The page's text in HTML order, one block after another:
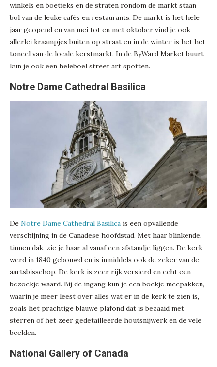
winkels en boetieks en de straten rondom de markt staan
bol van de leuke cafés en restaurants. De markt is het hele
jaar geopend en van mei tot en met oktober vind je ook
allerlei kraampjes buiten op straat en in de winter is het het
toneel van de locale kerstmarkt. In de ByWard Market buurt
kun je ook een heleboel street art spotten.
Notre Dame Cathedral Basilica
De Notre Dame Cathedral Basilica is een opvallende
verschijning in de Canadese hoofdstad. Met haar blinkende,
tinnen dak, zie je haar al vanaf een afstandje liggen. De kerk
werd in 1840 gebouwd en is inmiddels ook de zeker van de
aartsbisschop. De kerk is zeer rijk versierd en echt een
bezoekje waard. Bij de ingang kun je een boekje meepakken,
waarin je meer leest over alles wat er in de kerk te zien is,
zoals het prachtige blauwe plafond dat is bezaaid met
sterren of het zeer gedetailleerde houtsnijwerk en de vele
beelden.
National Gallery of Canada